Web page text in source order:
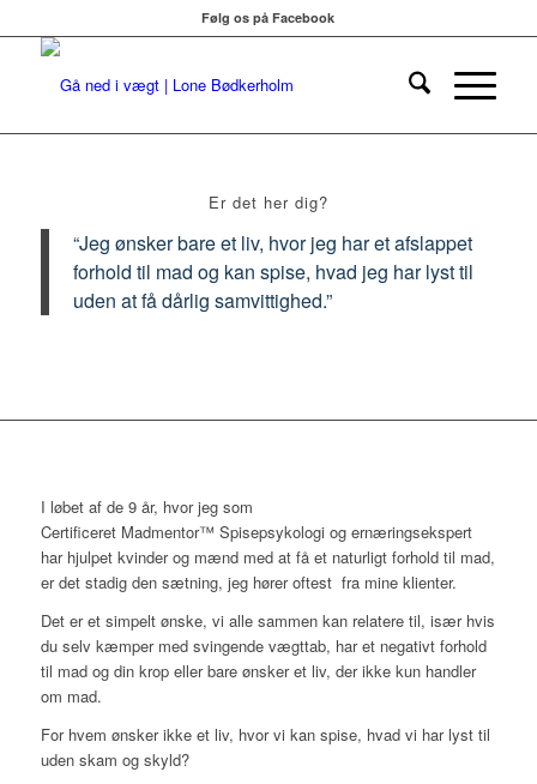
Følg os på Facebook
Er det her dig?
“Jeg ønsker bare et liv, hvor jeg har et afslappet
forhold til mad og kan spise, hvad jeg har lyst til
uden at få dårlig samvittighed.”
I løbet af de 9 år, hvor jeg som
Certificeret Madmentor™ Spisepsykologi og ernæringsekspert
har hjulpet kvinder og mænd med at få et naturligt forhold til mad,
er det stadig den sætning, jeg hører oftest fra mine klienter.
Det er et simpelt ønske, vi alle sammen kan relatere til, især hvis
du selv kæmper med svingende vægttab, har et negativt forhold
til mad og din krop eller bare ønsker et liv, der ikke kun handler
om mad.
For hvem ønsker ikke et liv, hvor vi kan spise, hvad vi har lyst til
uden skam og skyld?